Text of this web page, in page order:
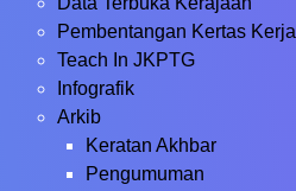
Pembentangan Kertas Kerja
Teach In JKPTG
Infografik
Arkib
Keratan Akhbar
Pengumuman